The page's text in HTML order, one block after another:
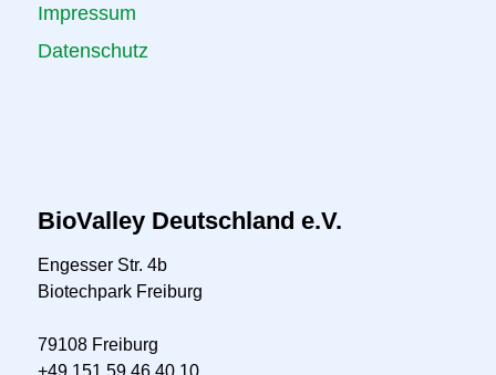
Impressum
Datenschutz
BioValley Deutschland e.V.
Engesser Str. 4b
Biotechpark Freiburg
79108 Freiburg
+49 151 59 46 40 10